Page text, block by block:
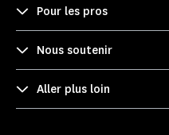
Pour les pros
Nous soutenir
Aller plus loin